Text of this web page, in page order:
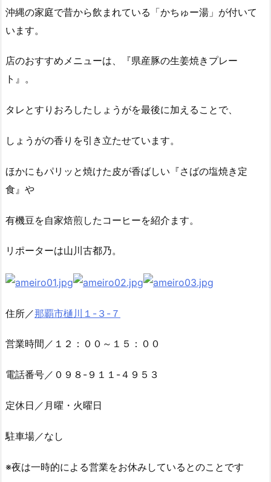
沖縄の家庭で昔から飲まれている「かちゅー湯」が付いて
います。
店のおすすめメニューは、『県産豚の生姜焼きプレー
ト』。
タレとすりおろしたしょうがを最後に加えることで、
しょうがの香りを引き立たせています。
ほかにもパリッと焼けた皮が香ばしい『さばの塩焼き定
食』や
有機豆を自家焙煎したコーヒーを紹介ます。
リポーターは山川古都乃。
住所／那覇市樋川１-３-７
営業時間／１２：００～１５：００
電話番号／０９８-９１１-４９５３
定休日／月曜・火曜日
駐車場／なし
※夜は一時的による営業をお休みしているとのことです